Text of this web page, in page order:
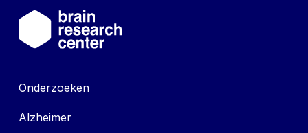
Onderzoeken
Alzheimer